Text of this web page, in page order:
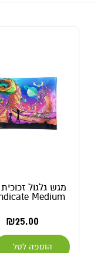
מגש גלגול זכוכית
Medium
₪25.00
הוספה לסל